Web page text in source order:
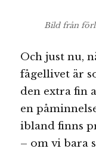
Bild från
Och just nu,
fågellivet är
den extra fin
en
ibland finns
– om vi bara